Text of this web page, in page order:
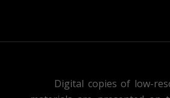
Digital copies of low-